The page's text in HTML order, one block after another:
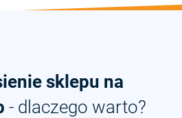
sklepu na
- dlaczego warto?